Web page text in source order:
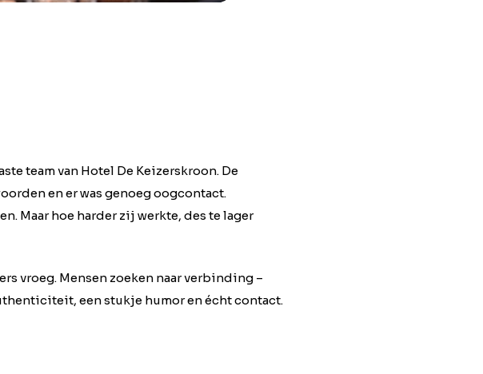
team van Hotel De Keizerskroon. De
en er was genoeg oogcontact.
Maar hoe harder zij werkte, des te lager
vroeg. Mensen zoeken naar verbinding –
een stukje humor en écht contact.